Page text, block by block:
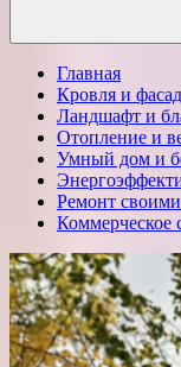
Главная
Кровля и
Ландшафт и
Отопление и
Умный дом и
Ремонт
Коммерческое